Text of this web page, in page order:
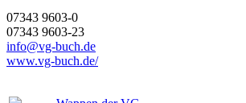
07343 9603-0
07343 9603-23
info@vg-buch.de
www.vg-buch.de/